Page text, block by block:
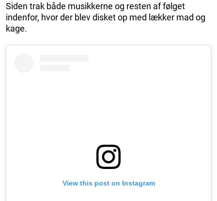
Siden trak både musikkerne og resten af følget
indenfor, hvor der blev disket op med lækker mad og
kage.
View this post on Instagram